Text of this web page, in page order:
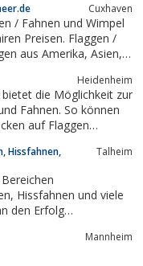
Cuxhaven
/ Fahnen und Wimpel
Preisen. Flaggen /
Heidenheim
die Möglichkeit zur
Fahnen. So können
auf Flaggen
Hissfahnen,
Talheim
Mannheim